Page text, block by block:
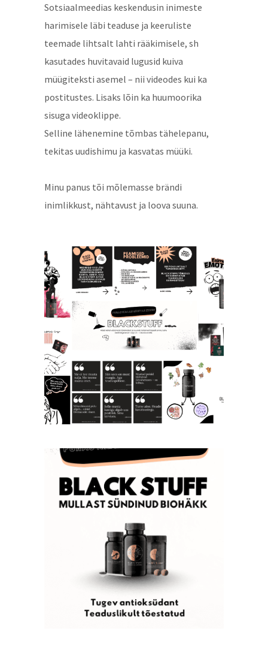
Sotsiaalmeedias keskendusin inimeste
harimisele läbi teaduse ja keeruliste
teemade lihtsalt lahti rääkimisele, sh
kasutades huvitavaid lugusid kuiva
müügiteksti asemel – nii videodes kui ka
postitustes. Lisaks lõin ka huumoorika
sisuga videoklippe.
Selline lähenemine tõmbas tähelepanu,
tekitas uudishimu ja kasvatas müüki.
Minu panus tõi mõlemasse brändi
inimlikkust, nähtavust ja loova suuna.